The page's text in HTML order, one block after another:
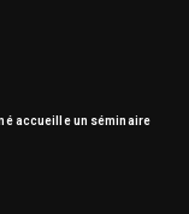
accueille un séminaire